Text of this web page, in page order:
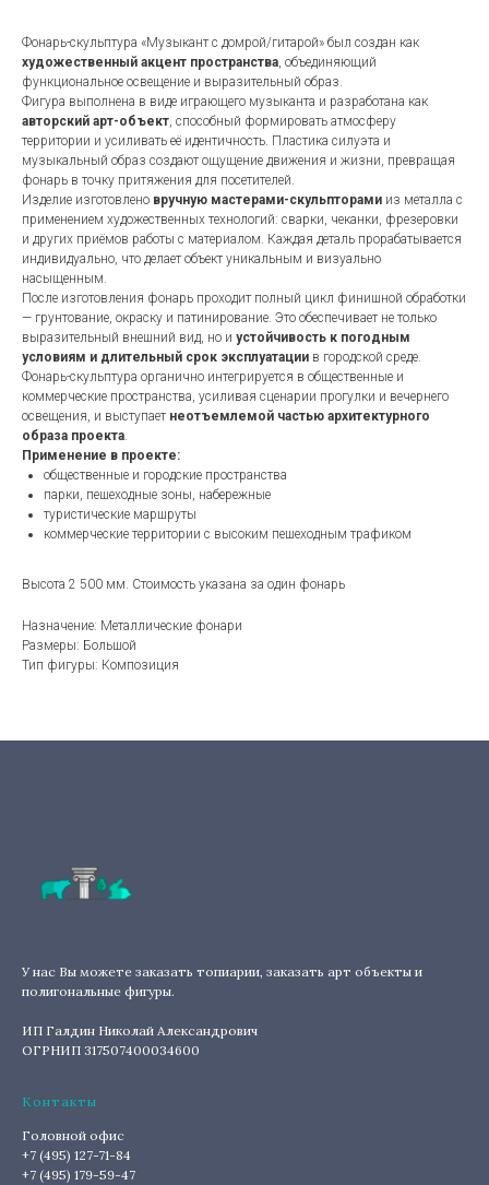
Фонарь-скульптура «Музыкант с домрой/гитарой» был создан как
художественный акцент пространства, объединяющий
функциональное освещение и выразительный образ.
Фигура выполнена в виде играющего музыканта и разработана как
авторский арт-объект, способный формировать атмосферу
территории и усиливать её идентичность. Пластика силуэта и
музыкальный образ создают ощущение движения и жизни, превращая
фонарь в точку притяжения для посетителей.
Изделие изготовлено вручную мастерами-скульпторами из металла с
применением художественных технологий: сварки, чеканки, фрезеровки
и других приёмов работы с материалом. Каждая деталь прорабатывается
индивидуально, что делает объект уникальным и визуально
насыщенным.
После изготовления фонарь проходит полный цикл финишной обработки
— грунтование, окраску и патинирование. Это обеспечивает не только
выразительный внешний вид, но и устойчивость к погодным
условиям и длительный срок эксплуатации в городской среде.
Фонарь-скульптура органично интегрируется в общественные и
коммерческие пространства, усиливая сценарии прогулки и вечернего
освещения, и выступает неотъемлемой частью архитектурного
образа проекта.
Применение в проекте:
общественные и городские пространства
парки, пешеходные зоны, набережные
туристические маршруты
коммерческие территории с высоким пешеходным трафиком
Высота 2 500 мм. Стоимость указана за один фонарь
Назначение: Металлические фонари
Размеры: Большой
Тип фигуры: Композиция
У нас Вы можете заказать топиарии, заказать арт объекты и
полигональные фигуры.
ИП Галдин Николай Александрович
ОГРНИП 317507400034600
Контакты
Головной офис
+7 (495) 127-71-84
+7 (495) 179-59-47